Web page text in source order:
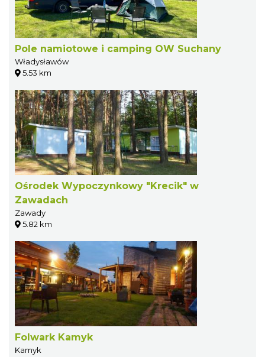
Pole namiotowe i camping OW Suchany
Władysławów
5.53 km
Ośrodek Wypoczynkowy "Krecik" w
Zawadach
Zawady
5.82 km
Folwark Kamyk
Kamyk